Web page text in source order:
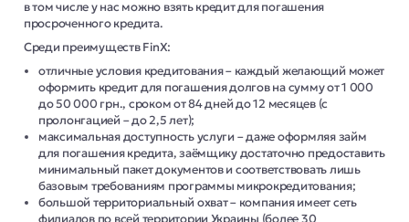
в том числе у нас можно взять кредит для погашения
просроченного кредита.
Среди преимуществ FinX:
отличные условия кредитования – каждый желающий может
оформить кредит для погашения долгов на сумму от 1 000
до 50 000 грн., сроком от 84 дней до 12 месяцев (с
пролонгацией – до 2,5 лет);
максимальная доступность услуги – даже оформляя займ
для погашения кредита, заёмщику достаточно предоставить
минимальный пакет документов и соответствовать лишь
базовым требованиям программы микрокредитования;
большой территориальный охват – компания имеет сеть
филиалов по всей территории Украины (более 30